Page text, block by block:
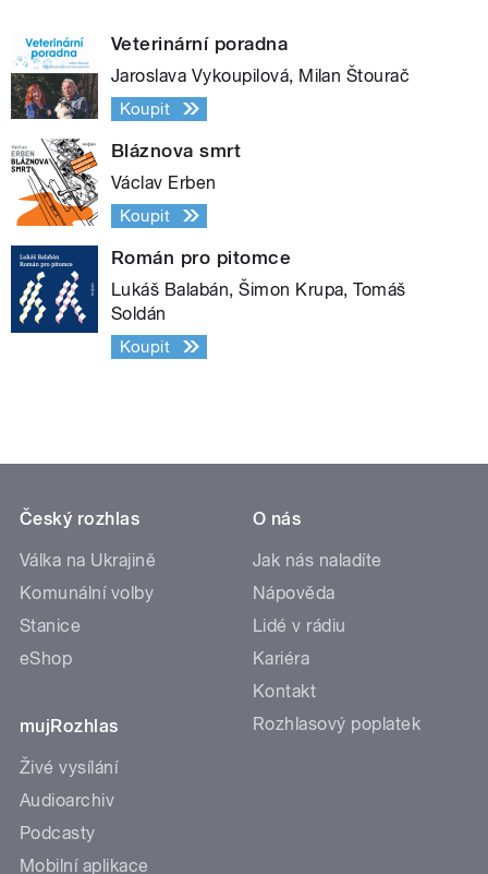
Veterinární poradna
Jaroslava Vykoupilová, Milan Štourač
Koupit
Bláznova smrt
Václav Erben
Koupit
Román pro pitomce
Lukáš Balabán, Šimon Krupa, Tomáš
Soldán
Koupit
Český rozhlas
Válka na Ukrajině
Komunální volby
Stanice
eShop
mujRozhlas
Živé vysílání
Audioarchiv
Podcasty
Mobilní aplikace
O nás
Jak nás naladíte
Nápověda
Lidé v rádiu
Kariéra
Kontakt
Rozhlasový poplatek